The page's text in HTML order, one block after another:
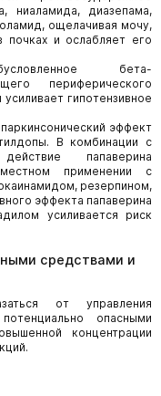
ниаламида, диазепама,
ощелачивая мочу,
и ослабляет его
бета-
периферического
гипотензивное
эффект
В комбинации с
папаверина
применении с
резерпином,
эффекта папаверина
усиливается риск
средствами и
от управления
опасными
концентрации